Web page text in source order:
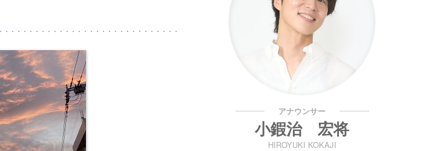
アナウンサー
小鍜治 宏将
HIROYUKI KOKAJI